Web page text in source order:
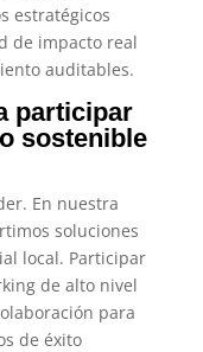
estratégicos
de impacto real
auditables.
participar
sostenible
En nuestra
soluciones
local. Participar
de alto nivel
para
de éxito